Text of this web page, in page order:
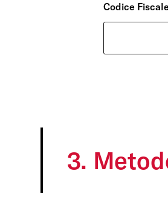
Codice
3.